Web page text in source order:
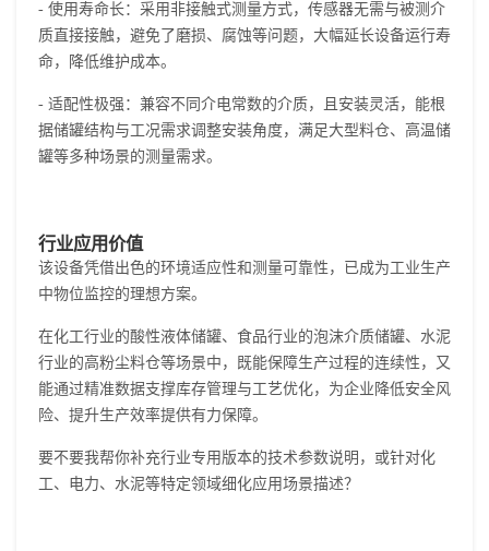
- 使用寿命长：采用非接触式测量方式，传感器无需与被测介
质直接接触，避免了磨损、腐蚀等问题，大幅延长设备运行寿
命，降低维护成本。
- 适配性极强：兼容不同介电常数的介质，且安装灵活，能根
据储罐结构与工况需求调整安装角度，满足大型料仓、高温储
罐等多种场景的测量需求。
行业应用价值
该设备凭借出色的环境适应性和测量可靠性，已成为工业生产
中物位监控的理想方案。
在化工行业的酸性液体储罐、食品行业的泡沫介质储罐、水泥
行业的高粉尘料仓等场景中，既能保障生产过程的连续性，又
能通过精准数据支撑库存管理与工艺优化，为企业降低安全风
险、提升生产效率提供有力保障。
要不要我帮你补充行业专用版本的技术参数说明，或针对化
工、电力、水泥等特定领域细化应用场景描述？